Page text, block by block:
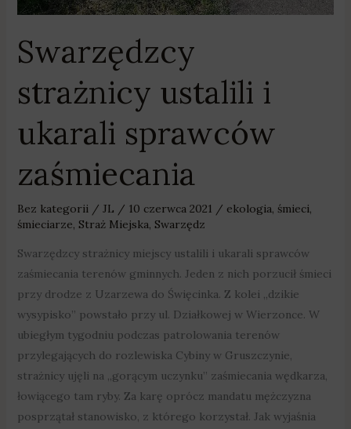
Swarzędzcy
strażnicy ustalili i
ukarali sprawców
zaśmiecania
Bez kategorii/ JL / 10 czerwca 2021 / ekologia, śmieci,
śmieciarze, Straż Miejska, Swarzędz
Swarzędzcy strażnicy miejscy ustalili i ukarali sprawców
zaśmiecania terenów gminnych. Jeden z nich porzucił śmieci
przy drodze z Uzarzewa do Święcinka. Z kolei „dzikie
wysypisko” powstało przy ul. Działkowej w Wierzonce. W
ubiegłym tygodniu podczas patrolowania terenów
przylegających do rozlewiska Cybiny w Gruszczynie,
strażnicy ujęli na „gorącym uczynku” zaśmiecania wędkarza,
łowiącego tam ryby. Za karę oprócz mandatu mężczyzna
posprzątał stanowisko, z którego korzystał. Jak wyjaśnia